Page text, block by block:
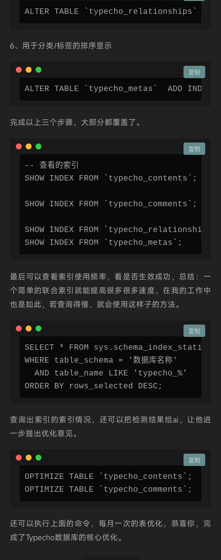
ALTER TABLE `typecho_relationships`
6、用于分类/标签的排序显示
ALTER TABLE `typecho_metas`  ADD
复制
完成以上三个步骤，大部分都覆盖了。
-- 查看的索引
SHOW INDEX FROM `typecho_contents`;
SHOW INDEX FROM `typecho_comments`;
SHOW INDEX FROM
SHOW INDEX FROM `typecho_metas`;
复制
最后可以查看索引使用频率，看是否生效成功，总结：一
个简单的联合索引就能提高很多很多速度，在我的工作中
也是如此，若查询得慢，就会使用这样子的方法。
SELECT * FROM
WHERE table_schema = '数据库名称'
  AND table_name LIKE 'typecho_%'
ORDER BY rows_selected DESC;
复制
查询出索引的索引情况，还可以把检测结果给ai，让他进
一步提出优化意见。
OPTIMIZE TABLE `typecho_contents`;
OPTIMIZE TABLE `typecho_comments`;
复制
还可以执行上面的命令，每月一次的表优化，恭喜你，完
成了Typecho数据库的核心优化。